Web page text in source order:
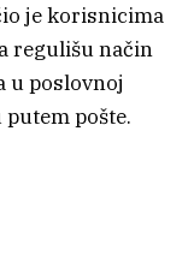
je korisnicima
regulišu način
u poslovnoj
pošte.